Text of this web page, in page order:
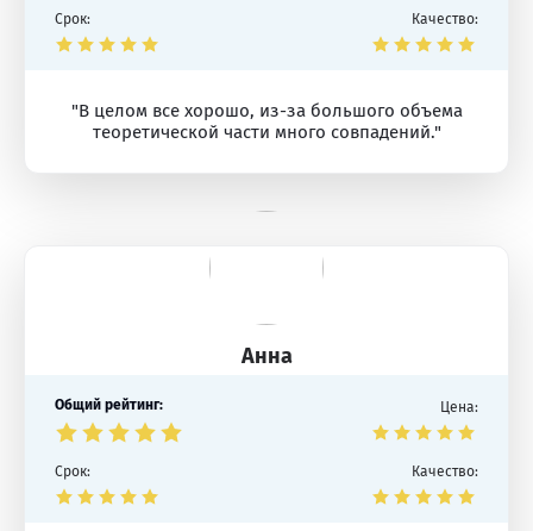
Срок: Качество:
"В целом все хорошо, из-за большого объема
теоретической части много совпадений."
Анна
Общий рейтинг: Цена:
Срок: Качество: